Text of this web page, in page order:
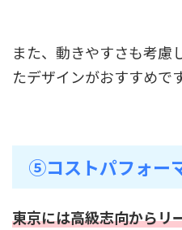
また、動きやすさも考慮
たデザインがおすすめです
⑤コストパフォー
東京には高級志向からリ